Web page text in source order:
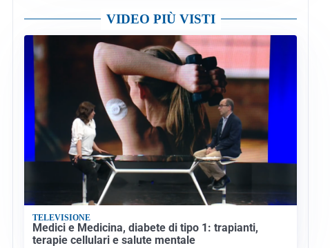
VIDEO PIÙ VISTI
TELEVISIONE
Medici e Medicina, diabete di tipo 1: trapianti,
terapie cellulari e salute mentale